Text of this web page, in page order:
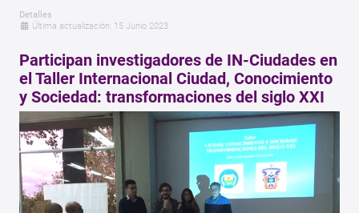
Detalles
Última actualización: 15 Junio 2023
Participan investigadores de IN-Ciudades en
el Taller Internacional Ciudad, Conocimiento
y Sociedad: transformaciones del siglo XXI